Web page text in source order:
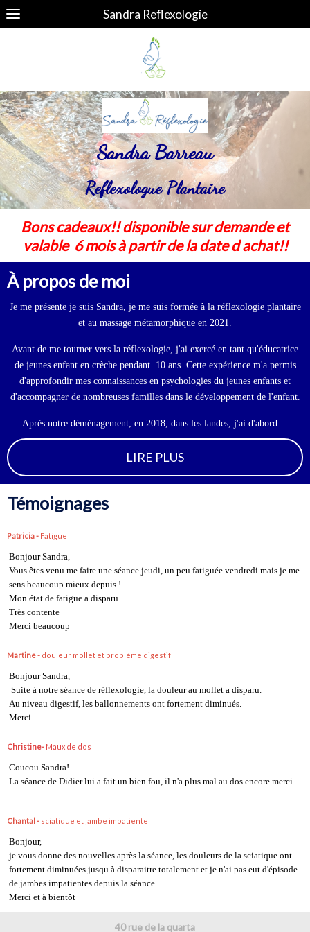
Sandra Reflexologie
Sandra Barreau
Reflexologue Plantaire
Bons cadeaux!! disponible sur demande et
valable 6 mois à partir de la date d achat!!
À propos de moi
Je me présente je suis Sandra, je me suis formée à la réflexologie plantaire
et au massage métamorphique en 2021.
Avant de me tourner vers la réflexologie, j'ai exercé en tant qu'éducatrice
de jeunes enfant en crèche pendant 10 ans. Cette expérience m'a permis
d'approfondir mes connaissances en psychologies du jeunes enfants et
d'accompagner de nombreuses familles dans le développement de l'enfant.
Après notre déménagement, en 2018, dans les landes, j'ai d'abord....
LIRE PLUS
Témoignages
Patricia - Fatigue
Bonjour Sandra,
Vous êtes venu me faire une séance jeudi, un peu fatiguée vendredi mais je me
sens beaucoup mieux depuis !
Mon état de fatigue a disparu
Très contente
Merci beaucoup
Martine - douleur mollet et problème digestif
Bonjour Sandra,
Suite à notre séance de réflexologie, la douleur au mollet a disparu.
Au niveau digestif, les ballonnements ont fortement diminués.
Merci
Christine- Maux de dos
Coucou Sandra!
La séance de Didier lui a fait un bien fou, il n'a plus mal au dos encore merci
Chantal - sciatique et jambe impatiente
Bonjour,
je vous donne des nouvelles après la séance, les douleurs de la sciatique ont
fortement diminuées jusqu à disparaitre totalement et je n'ai pas eut d'épisode
de jambes impatientes depuis la séance.
Merci et à bientôt
40 rue de la quarta